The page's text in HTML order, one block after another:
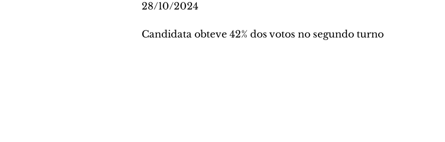
28/10/2024
Candidata obteve 42% dos votos no segundo turno